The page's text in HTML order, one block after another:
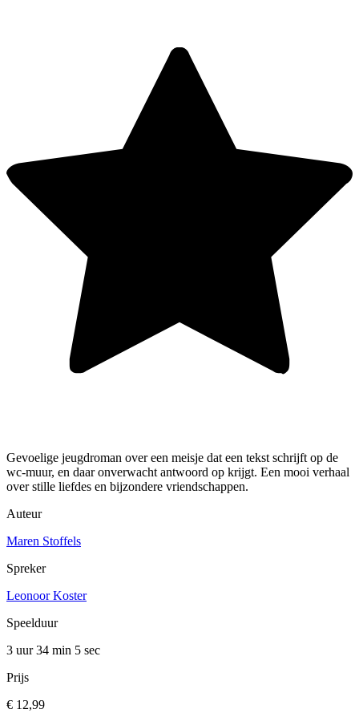
Gevoelige jeugdroman over een meisje dat een tekst schrijft op de
wc-muur, en daar onverwacht antwoord op krijgt. Een mooi verhaal
over stille liefdes en bijzondere vriendschappen.
Auteur
Maren Stoffels
Spreker
Leonoor Koster
Speelduur
3 uur 34 min 5 sec
Prijs
€ 12,99